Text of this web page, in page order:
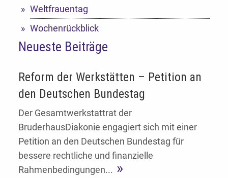
Weltfrauentag
Wochenrückblick
Neueste Beiträge
Reform der Werkstätten – Petition an
den Deutschen Bundestag
Der Gesamtwerkstattrat der
BruderhausDiakonie engagiert sich mit einer
Petition an den Deutschen Bundestag für
bessere rechtliche und finanzielle
Rahmenbedingungen...